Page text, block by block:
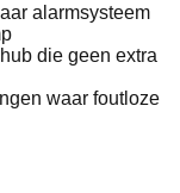
alarmsysteem
die geen extra
waar foutloze